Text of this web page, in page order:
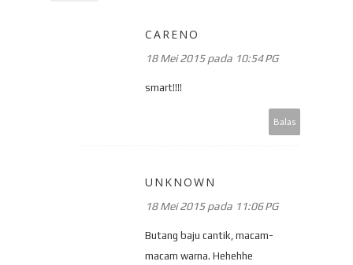
CARENO
18 Mei 2015 pada 10:54 PG
smart!!!!
Balas
UNKNOWN
18 Mei 2015 pada 11:06 PG
Butang baju cantik, macam-
macam warna. Hehehhe